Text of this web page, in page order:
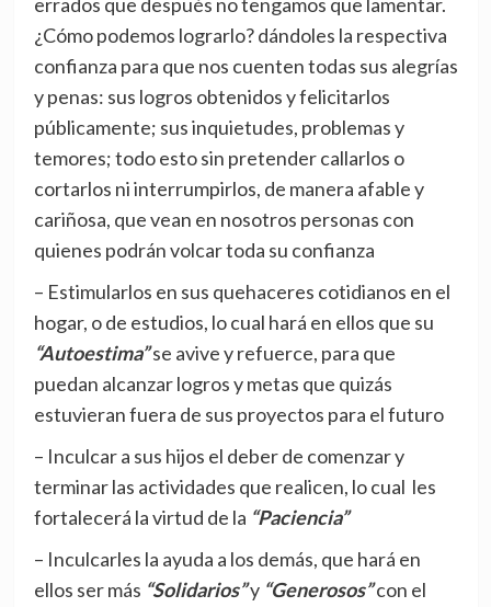
errados que después no tengamos que lamentar.
¿Cómo podemos lograrlo? dándoles la respectiva
confianza para que nos cuenten todas sus alegrías
y penas: sus logros obtenidos y felicitarlos
públicamente; sus inquietudes, problemas y
temores; todo esto sin pretender callarlos o
cortarlos ni interrumpirlos, de manera afable y
cariñosa, que vean en nosotros personas con
quienes podrán volcar toda su confianza
– Estimularlos en sus quehaceres cotidianos en el
hogar, o de estudios, lo cual hará en ellos que su
“Autoestima”se avive y refuerce, para que
puedan alcanzar logros y metas que quizás
estuvieran fuera de sus proyectos para el futuro
– Inculcar a sus hijos el deber de comenzar y
terminar las actividades que realicen, lo cual les
fortalecerá la virtud de la “Paciencia”
– Inculcarles la ayuda a los demás, que hará en
ellos ser más “Solidarios”y “Generosos”con el